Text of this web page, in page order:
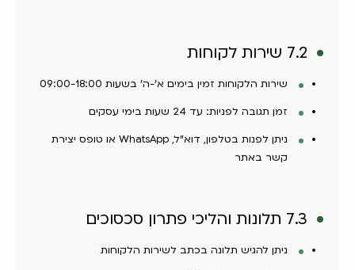
7.2 שירות לקוחות
שירות הלקוחות זמין בימים א'-ה' בשעות 09:00-18:00
זמן תגובה לפניות: עד 24 שעות בימי עסקים
ניתן לפנות בטלפון, דוא"ל, WhatsApp או טופס יצירת
קשר באתר
7.3 תלונות והליכי פתרון סכסוכים
ניתן להגיש תלונה בכתב לשירות הלקוחות